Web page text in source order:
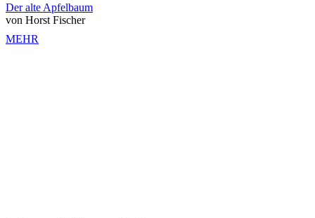
Der alte Apfelbaum
von Horst Fischer
MEHR